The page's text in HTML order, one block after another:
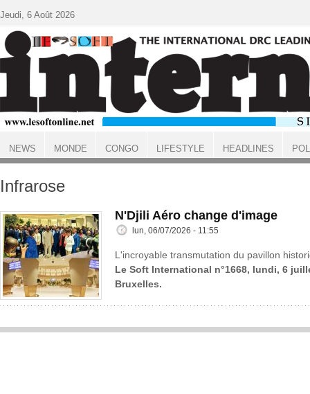
ACCUEIL
Infrarose
N'Djili Aéro change d'image
lun, 06/07/2026 - 11:55
L'incroyable transmutation du pavillon
Le Soft International n°1668, lundi, 6
Bruxelles.
Jeudi, 6 Août 2026
NEWS MONDE CONGO LIFESTYLE HEADLINES